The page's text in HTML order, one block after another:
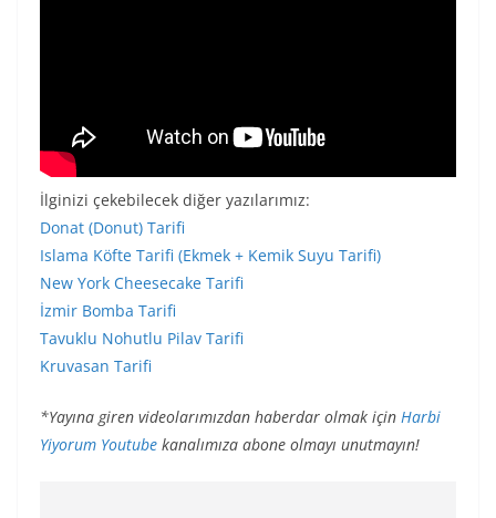
İlginizi çekebilecek diğer yazılarımız:
Donat (Donut) Tarifi
Islama Köfte Tarifi (Ekmek + Kemik Suyu Tarifi)
New York Cheesecake Tarifi
İzmir Bomba Tarifi
Tavuklu Nohutlu Pilav Tarifi
Kruvasan Tarifi
*Yayına giren videolarımızdan haberdar olmak için Harbi
Yiyorum Youtube kanalımıza abone olmayı unutmayın!